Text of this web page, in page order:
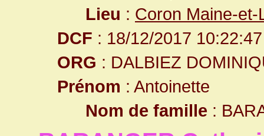
Lieu : Coron Maine-
DCF : 18/12/2017 10:22:47
ORG : DALBIEZ
Prénom : Antoinette
Nom de famille :